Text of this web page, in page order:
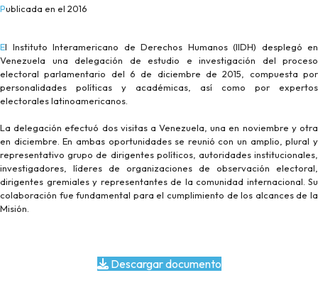
Publicada en el 2016
El Instituto Interamericano de Derechos Humanos (IIDH) desplegó en
Venezuela una delegación de estudio e investigación del proceso
electoral parlamentario del 6 de diciembre de 2015, compuesta por
personalidades políticas y académicas, así como por expertos
electorales latinoamericanos.
La delegación efectuó dos visitas a Venezuela, una en noviembre y otra
en diciembre. En ambas oportunidades se reunió con un amplio, plural y
representativo grupo de dirigentes políticos, autoridades institucionales,
investigadores, líderes de organizaciones de observación electoral,
dirigentes gremiales y representantes de la comunidad internacional. Su
colaboración fue fundamental para el cumplimiento de los alcances de la
Misión.
Descargar documento